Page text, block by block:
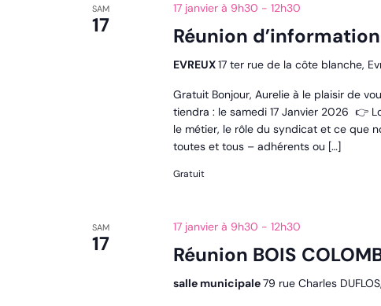
SAM
17
17 janvier à 9h30 - 12h30
Réunion d’information
EVREUX17 ter rue de la côte blanche,
Gratuit Bonjour, Aurelie à le plaisir de
tiendra : le samedi 17 Janvier 2026 👉
le métier, le rôle du syndicat et ce que
toutes et tous – adhérents ou […]
Gratuit
SAM
17
17 janvier à 9h30 - 12h30
Réunion BOIS
salle municipale79 rue Charles